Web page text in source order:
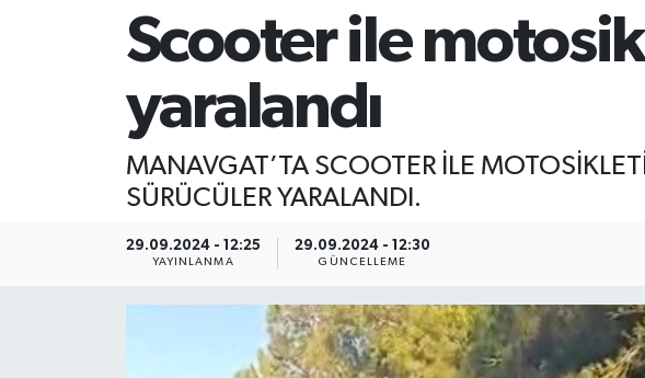
Scooter ile
yaralandı
MANAVGAT’TA SCOOTER İLE
SÜRÜCÜLER YARALANDI.
29.09.2024 - 12:25
YAYINLANMA
29.09.2024 - 12:30
GÜNCELLEME